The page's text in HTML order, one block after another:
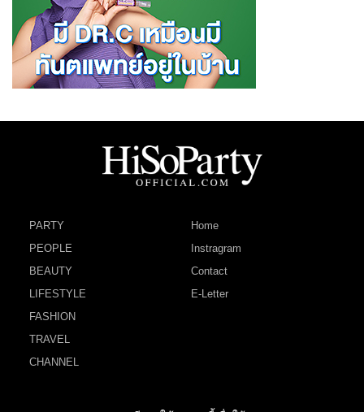
PARTY
PEOPLE
BEAUTY
LIFESTYLE
FASHION
TRAVEL
CHANNEL
Home
Instragram
Contact
E-Letter